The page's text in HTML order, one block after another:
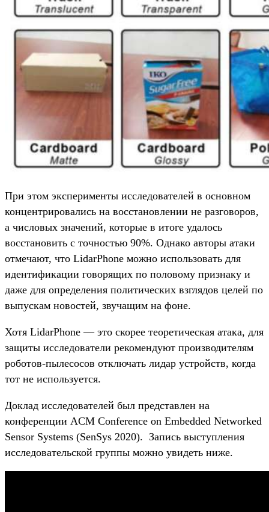
При этом эксперименты исследователей в основном
концентрировались на восстановлении не разговоров,
а числовых значений, которые в итоге удалось
восстановить с точностью 90%. Однако авторы атаки
отмечают, что LidarPhone можно использовать для
идентификации говорящих по половому признаку и
даже для определения политических взглядов целей по
выпускам новостей, звучащим на фоне.
Хотя LidarPhone — это скорее теоретическая атака, для
защиты исследователи рекомендуют производителям
роботов-пылесосов отключать лидар устройств, когда
тот не используется.
Доклад исследователей был представлен на
конференции ACM Conference on Embedded Networked
Sensor Systems (SenSys 2020). Запись выступления
исследовательской группы можно увидеть ниже.­